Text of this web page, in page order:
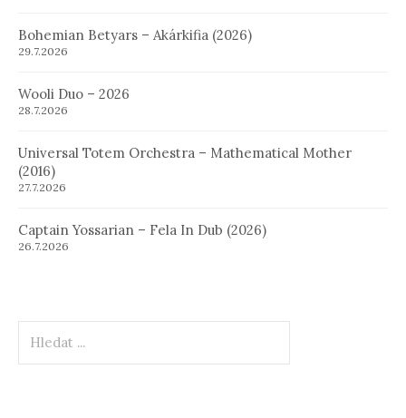
Bohemian Betyars – Akárkifia (2026)
29.7.2026
Wooli Duo – 2026
28.7.2026
Universal Totem Orchestra – Mathematical Mother
(2016)
27.7.2026
Captain Yossarian – Fela In Dub (2026)
26.7.2026